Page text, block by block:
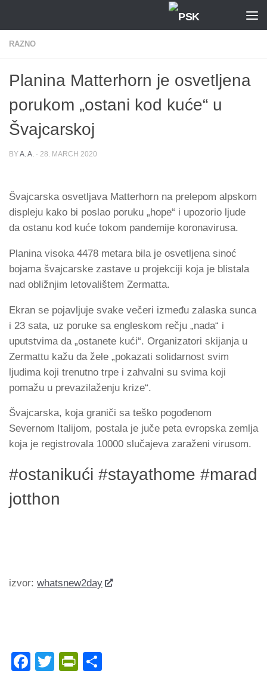
RAZNO
Planina Matterhorn je osvetljena
porukom „ostani kod kuće“ u
Švajcarskoj
BYA. A. · 28. MARCH 2020
Švajcarska osvetljava Matterhorn na prelepom alpskom
displeju kako bi poslao poruku „hope“ i upozorio ljude
da ostanu kod kuće tokom pandemije koronavirusa.
Planina visoka 4478 metara bila je osvetljena sinoć
bojama švajcarske zastave u projekciji koja je blistala
nad obližnjim letovalištem Zermatta.
Ekran se pojavljuje svake večeri između zalaska sunca
i 23 sata, uz poruke sa engleskom rečju „nada“ i
uputstvima da „ostanete kući“. Organizatori skijanja u
Zermattu kažu da žele „pokazati solidarnost svim
ljudima koji trenutno trpe i zahvalni su svima koji
pomažu u prevazilaženju krize“.
Švajcarska, koja graniči sa teško pogođenom
Severnom Italijom, postala je juče peta evropska zemlja
koja je registrovala 10000 slučajeva zaraženi virusom.
#ostanikući #stayathome #marad
jotthon
izvor: whatsnew2day
Facebook
TwitterPrintFriendly